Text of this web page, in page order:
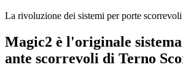
La rivoluzione dei sistemi per porte scorrevoli
Magic2 è l'originale
ante scorrevoli di Terno